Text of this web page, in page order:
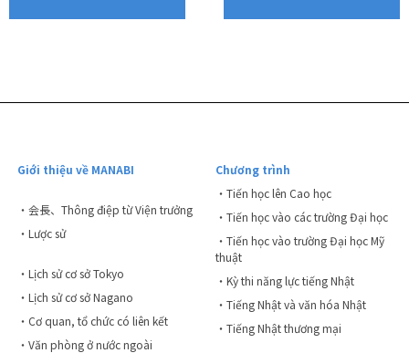
Giới thiệu về MANABI
・会長、Thông điệp từ Viện trưởng
・Lược sử
・Lịch sử cơ sở Tokyo
・Lịch sử cơ sở Nagano
・Cơ quan, tổ chức có liên kết
・Văn phòng ở nước ngoài
Chương trình
・Tiến học lên Cao học
・Tiến học vào các trường Đại học
・Tiến học vào trường Đại học Mỹ
thuật
・Kỳ thi năng lực tiếng Nhật
・Tiếng Nhật và văn hóa Nhật
・Tiếng Nhật thương mại